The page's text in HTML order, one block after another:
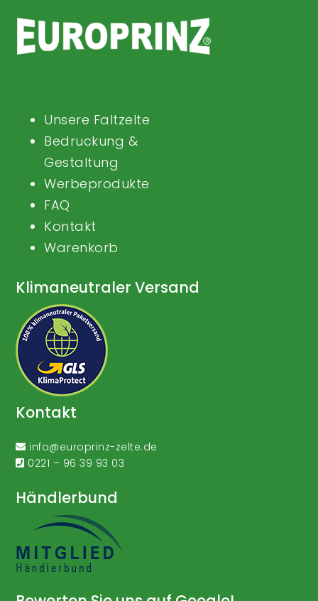
Unsere Faltzelte
Bedruckung &
Gestaltung
Werbeprodukte
FAQ
Kontakt
Warenkorb
Klimaneutraler Versand
Kontakt
info@europrinz-zelte.de
0221 – 96 39 93 03
Händlerbund